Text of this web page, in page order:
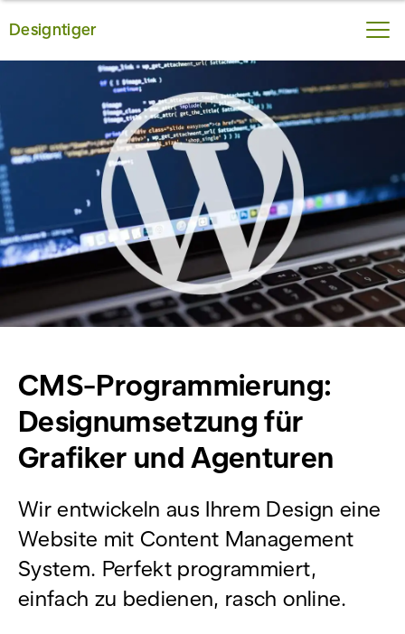
Designtiger
CMS-Programmierung:
Designumsetzung für
Grafiker und Agenturen
Wir entwickeln aus Ihrem Design eine
Website mit Content Management
System. Perfekt programmiert,
einfach zu bedienen, rasch online.